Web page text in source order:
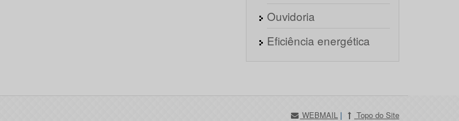
Ouvidoria
Eficiência energética
WEBMAIL | Topo do Site